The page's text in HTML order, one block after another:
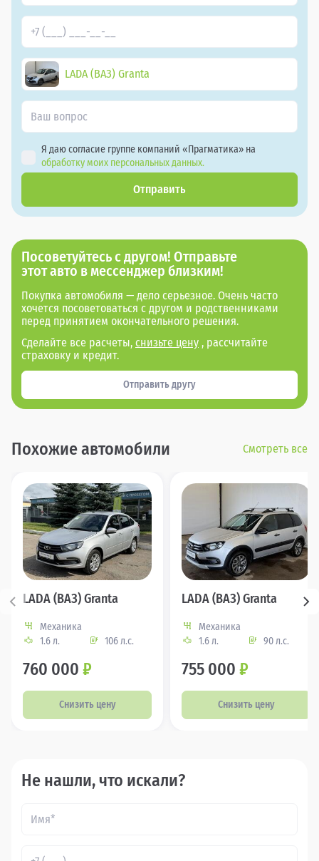
LADA (ВАЗ) Granta
Я даю согласие группе компаний «Прагматика» на
обработку моих персональных данных.
Отправить
Посоветуйтесь с другом! Отправьте
этот авто в мессенджер близким!
Покупка автомобиля — дело серьезное. Очень часто
хочется посоветоваться с другом и родственниками
перед принятием окончательного решения.
Сделайте все расчеты, снизьте цену , рассчитайте
страховку и кредит.
Отправить другу
Похожие автомобили Смотреть все
LADA (ВАЗ) Granta
Механика
1.6 л.
106 л.с.
760 000 ₽
Снизить цену
LADA (ВАЗ) Granta
Механика
1.6 л.
90 л.с.
755 000 ₽
Снизить цену
Не нашли, что искали?